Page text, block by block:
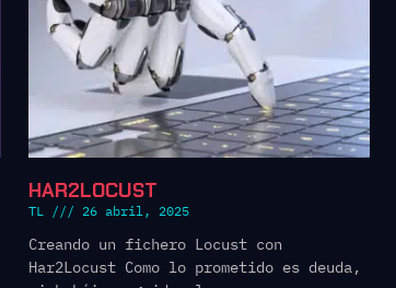
HAR2LOCUST
TL 26 abril, 2025
Creando un fichero Locust con
Har2Locust Como lo prometido es deuda,